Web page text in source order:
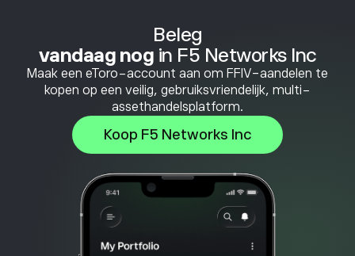
Beleg
vandaag nog in F5 Networks Inc
Maak een eToro-account aan om FFIV-aandelen te
kopen op een veilig, gebruiksvriendelijk, multi-
assethandelsplatform.
Koop F5 Networks Inc